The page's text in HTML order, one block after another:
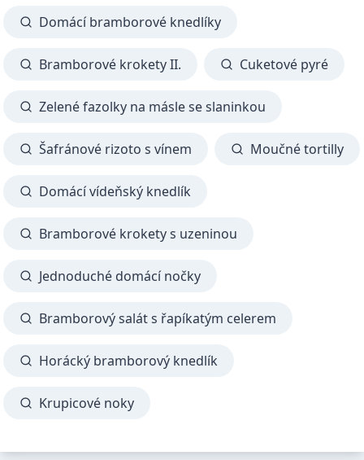
Domácí bramborové knedlíky
Bramborové krokety II. Cuketové pyré
Zelené fazolky na másle se slaninkou
Šafránové rizoto s vínem Moučné tortilly
Domácí vídeňský knedlík
Bramborové krokety s uzeninou
Jednoduché domácí nočky
Bramborový salát s řapíkatým celerem
Horácký bramborový knedlík
Krupicové noky